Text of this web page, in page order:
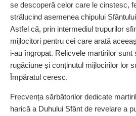
se descoperă celor care le cinstesc,
strălucind asemenea chipului
Astfel că, prin intermediul trupurilor
mijlocitori pentru cei care arată
i‑au îngropat. Relicvele martirilor
rugăciune și conținutul mijlocirilor lor
Împăratul ceresc.
Frecvența sărbătorilor dedicate
harică a Duhului Sfânt de revelare a